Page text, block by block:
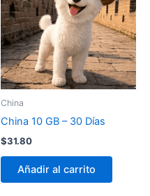
China
China 10 GB – 30 Días
$31.80
Añadir al carrito